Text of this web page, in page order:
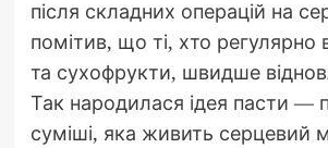
після складних операцій на
помітив, що ті, хто регулярно
та сухофрукти, швидше
Так народилася ідея пасти —
суміші, яка живить серцевий